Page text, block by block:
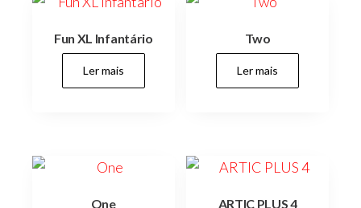
Fun XL Infantário
Ler mais
Two
Ler mais
One ARTIC PLUS 4